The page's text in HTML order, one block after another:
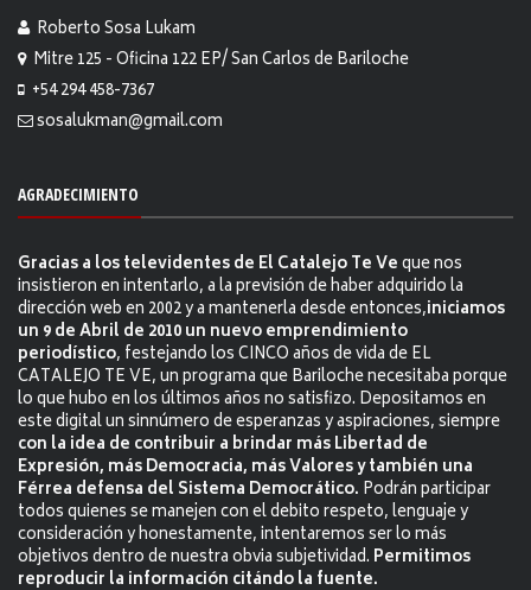
Roberto Sosa Lukam
Mitre 125 - Oficina 122 EP/ San Carlos de Bariloche
+54 294 458-7367
sosalukman@gmail.com
AGRADECIMIENTO
Gracias a los televidentes de El Catalejo Te Veque nos
insistieron en intentarlo, a la previsión de haber adquirido la
dirección web en 2002 y a mantenerla desde entonces,iniciamos
un 9 de Abril de 2010 un nuevo emprendimiento
periodístico, festejando los CINCO años de vida de EL
CATALEJO TE VE, un programa que Bariloche necesitaba porque
lo que hubo en los últimos años no satisfizo. Depositamos en
este digital un sinnúmero de esperanzas y aspiraciones, siempre
con la idea de contribuir a brindar más Libertad de
Expresión, más Democracia, más Valores y también una
Férrea defensa del Sistema Democrático. Podrán participar
todos quienes se manejen con el debito respeto, lenguaje y
consideración y honestamente, intentaremos ser lo más
objetivos dentro de nuestra obvia subjetividad. Permitimos
reproducir la información citándo la fuente.